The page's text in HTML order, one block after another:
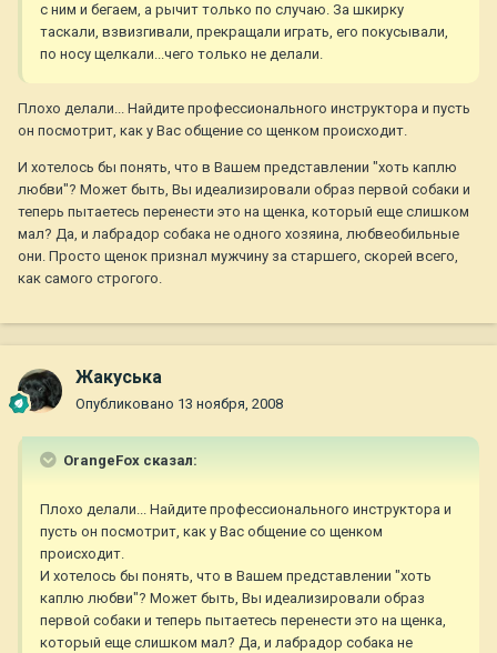
с ним и бегаем, а рычит только по случаю. За шкирку
таскали, взвизгивали, прекращали играть, его покусывали,
по носу щелкали...чего только не делали.
Плохо делали... Найдите профессионального инструктора и пусть
он посмотрит, как у Вас общение со щенком происходит.
И хотелось бы понять, что в Вашем представлении "хоть каплю
любви"? Может быть, Вы идеализировали образ первой собаки и
теперь пытаетесь перенести это на щенка, который еще слишком
мал? Да, и лабрадор собака не одного хозяина, любвеобильные
они. Просто щенок признал мужчину за старшего, скорей всего,
как самого строгого.
Жакуська
Опубликовано 13 ноября, 2008
OrangeFox сказал:
Плохо делали... Найдите профессионального инструктора и
пусть он посмотрит, как у Вас общение со щенком
происходит.
И хотелось бы понять, что в Вашем представлении "хоть
каплю любви"? Может быть, Вы идеализировали образ
первой собаки и теперь пытаетесь перенести это на щенка,
который еще слишком мал? Да, и лабрадор собака не